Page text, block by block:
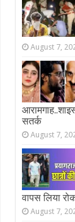
August 7,
सतर्क
August 7,
वापस लिया
August 7,